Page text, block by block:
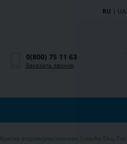
RU | UA
0(800) 75 11 63
Заказать звонок
Краска водоэмульсионная Sniezka Eko, 7 кг